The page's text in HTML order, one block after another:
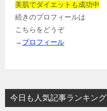
美肌でダイエットも成功中
続きのプロフィールは
こちらをどうぞ
→ プロフィール
今日も人気記事ランキング